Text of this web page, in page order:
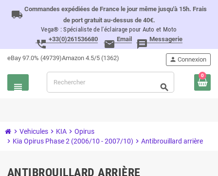
local_shipping Commandes expédiées de France le jour même jusqu'à 15h. Frais
de port gratuit au-dessus de 40€.
Vega® : Spécialiste de l'éclairage pour Auto et Moto
perm_phone_msg +33(0)261536680 email Email message Messagerie
eBay 97.0% (49739)Amazon 4.5/5 (1362)
view_headline
person Connexion
search
0
chevron_right Vehicules chevron_right KIA chevron_right Opirus
chevron_right Kia Opirus Phase 2 (2006/10 - 2007/10) chevron_right Antibrouillard arrière
ANTIBROUILLARD ARRIÈRE